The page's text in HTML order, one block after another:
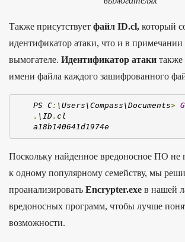
Также присутствует файл ID.cl, который
идентификатор атаки, что и в
вымогателе. Идентификатор атаки также
имени файла каждого зашифрованного
PS C: \Users\Compass\Documents>
. \ID. cl
a18b140641d1974e
Поскольку найденное вредоносное ПО не
к одному популярному семейству, мы
проанализировать Encrypter.exe в нашей
вредоносных программ, чтобы лучше
возможности.